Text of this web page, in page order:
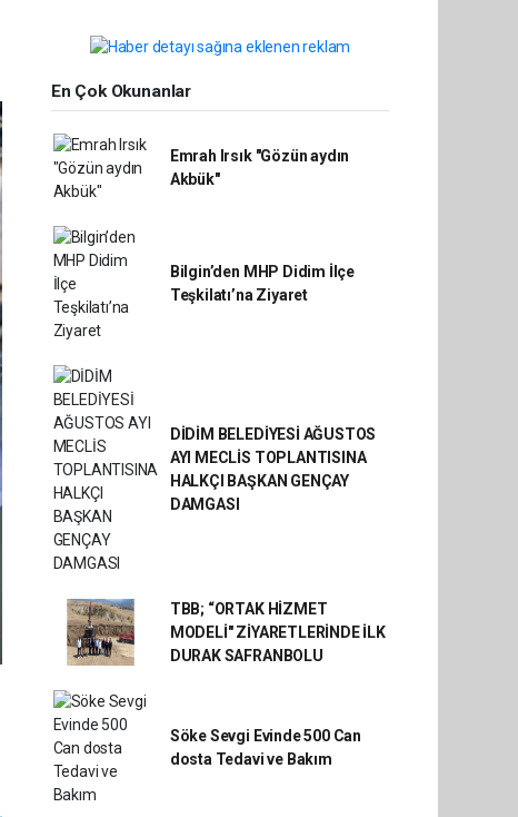
En Çok Okunanlar
Emrah Irsık "Gözün aydın
Akbük"
Bilgin’den MHP Didim İlçe
Teşkilatı’na Ziyaret
DİDİM BELEDİYESİ AĞUSTOS
AYI MECLİS TOPLANTISINA
HALKÇI BAŞKAN GENÇAY
DAMGASI
TBB; “ORTAK HİZMET
MODELİ" ZİYARETLERİNDE İLK
DURAK SAFRANBOLU
Söke Sevgi Evinde 500 Can
dosta Tedavi ve Bakım